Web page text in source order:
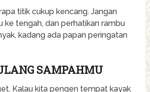
titik cukup kencang. Jangan
ke tengah, dan perhatikan rambu
kadang ada papan peringatan
SAMPAHMU
Kalau kita pengen tempat kayak